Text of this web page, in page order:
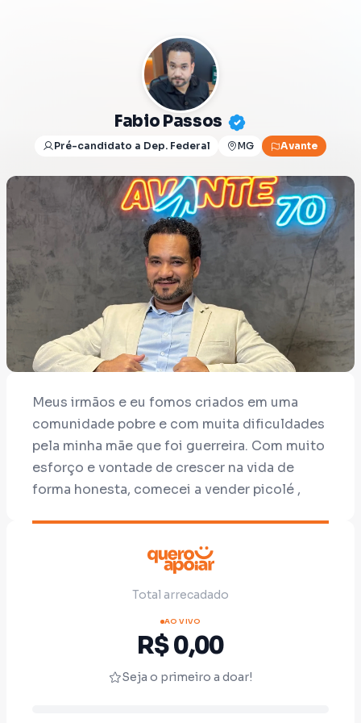
Fabio Passos
Pré-candidato a Dep. Federal MG Avante
Meus irmãos e eu fomos criados em uma
comunidade pobre e com muita dificuldades
pela minha mãe que foi guerreira. Com muito
esforço e vontade de crescer na vida de
forma honesta, comecei a vender picolé ,
para me apoiar, busquei estudar e trabalhar.
Consegui minha primeira graduação em 2019.
Fui professor de escola pública e conclui
mais dois curso de graduação. Hoje sou
advogado, com meu escritório próprio
que já se foi. Meu interesse em ingressar na
Total arrecadado
AO VIVO
R$ 0,00
Seja o primeiro a doar!